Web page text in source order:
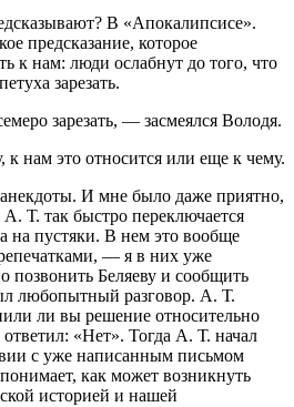
В «Апокалипсисе».
предсказание, которое
к нам: люди ослабнут до того, что
зарезать.
зарезать, — засмеялся Володя.
нам это относится или еще к чему.
И мне было даже приятно,
Т. так быстро переключается
на пустяки. В нем это вообще
— я в них уже
позвонить Беляеву и сообщить
любопытный разговор. А. Т.
ли вы решение относительно
«Нет». Тогда А. Т. начал
с уже написанным письмом
как может возникнуть
историей и нашей